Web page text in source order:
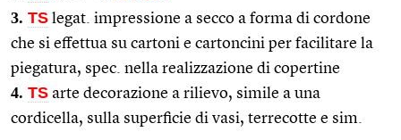
3. TS legat. impressione a secco a forma di cordone
che si effettua su cartoni e cartoncini per facilitare la
piegatura, spec. nella realizzazione di copertine
4. TS arte decorazione a rilievo, simile a una
cordicella, sulla superficie di vasi, terrecotte e sim.